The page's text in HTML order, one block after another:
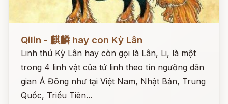
Qilin - 麒麟 hay con Kỳ Lân
Linh thú Kỳ Lân hay còn gọi là Lân, Li, là một
trong 4 linh vật của tứ linh theo tín ngưỡng dân
gian Á Đông như tại Việt Nam, Nhật Bản, Trung
Quốc, Triều Tiên...